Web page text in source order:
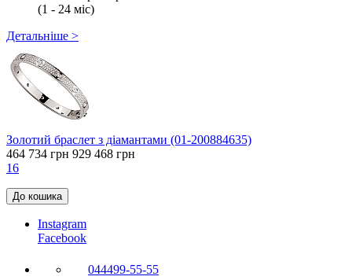
(1 - 24 міс)
Детальніше >
Золотий браслет з діамантами (01-200884635)
464 734 грн 929 468 грн
16
До кошика
Instagram
Facebook
044499-55-55